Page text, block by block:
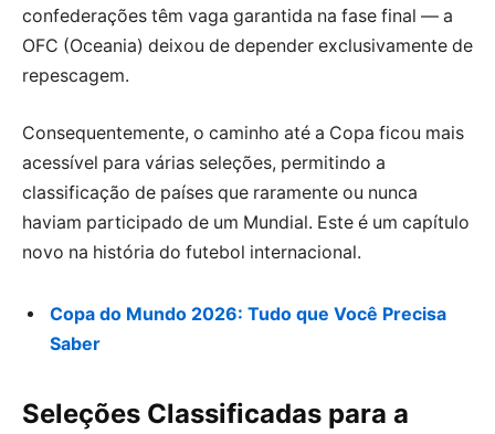
confederações têm vaga garantida na fase final — a
OFC (Oceania) deixou de depender exclusivamente de
repescagem.
Consequentemente, o caminho até a Copa ficou mais
acessível para várias seleções, permitindo a
classificação de países que raramente ou nunca
haviam participado de um Mundial. Este é um capítulo
novo na história do futebol internacional.
Copa do Mundo 2026: Tudo que Você Precisa
Saber
Seleções Classificadas para a